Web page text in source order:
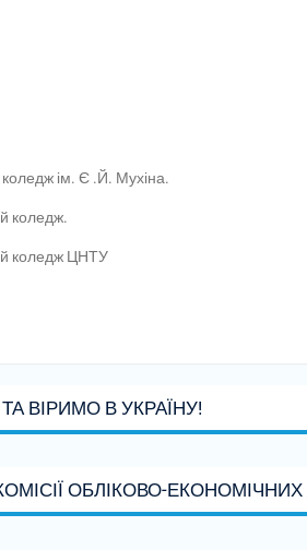
ім. Є .Й. Мухіна.
коледж.
коледж ЦНТУ
ВІРИМО В УКРАЇНУ!
ОБЛІКОВО-